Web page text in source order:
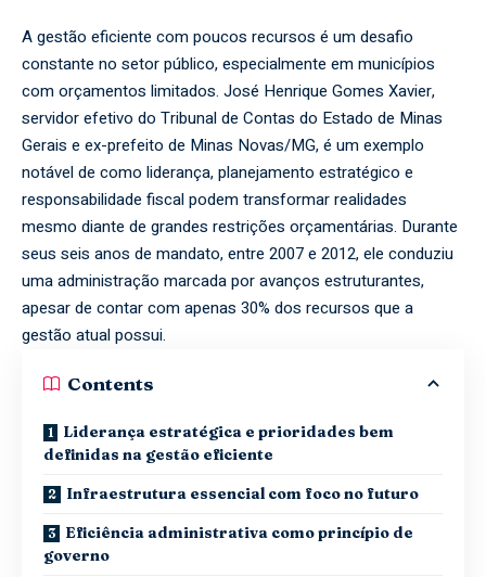
A gestão eficiente com poucos recursos é um desafio
constante no setor público, especialmente em municípios
com orçamentos limitados. José Henrique Gomes Xavier,
servidor efetivo do Tribunal de Contas do Estado de Minas
Gerais e ex-prefeito de Minas Novas/MG, é um exemplo
notável de como liderança, planejamento estratégico e
responsabilidade fiscal podem transformar realidades
mesmo diante de grandes restrições orçamentárias. Durante
seus seis anos de mandato, entre 2007 e 2012, ele conduziu
uma administração marcada por avanços estruturantes,
apesar de contar com apenas 30% dos recursos que a
gestão atual possui.
Contents
Liderança estratégica e prioridades bem
definidas na gestão eficiente
Infraestrutura essencial com foco no futuro
Eficiência administrativa como princípio de
governo